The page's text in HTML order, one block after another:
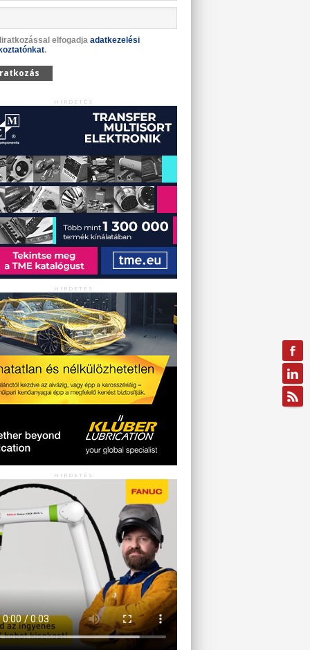
elfogadja adatkezelési
.
HIRDETÉS
HIRDETÉS
HIRDETÉS